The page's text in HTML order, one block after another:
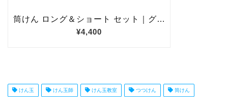
けん玉 けん玉師 けん玉教室 つつけん 筒けん